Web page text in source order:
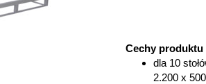
Cechy produktu
dla 10
2.200 x